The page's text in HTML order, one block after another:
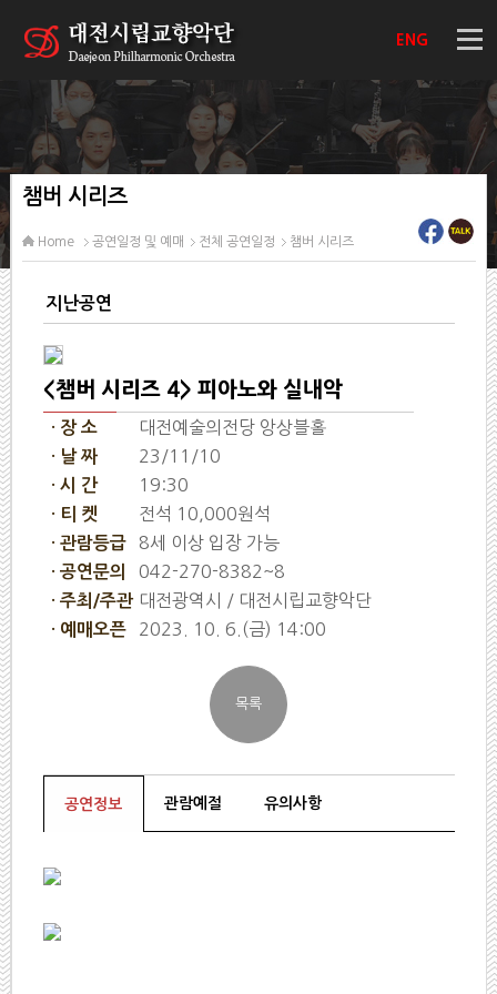
ENG
챔버 시리즈
Home 공연일정 및 예매 전체 공연일정 챔버 시리즈
지난공연
<챔버 시리즈 4> 피아노와 실내악
· 장 소 대전예술의전당 앙상블홀
· 날 짜 23/11/10
· 시 간 19:30
· 티 켓 전석 10,000원석
· 관람등급 8세 이상 입장 가능
· 공연문의 042-270-8382~8
· 주최/주관 대전광역시 / 대전시립교향악단
· 예매오픈 2023. 10. 6.(금) 14:00
공연정보 관람예절 유의사항